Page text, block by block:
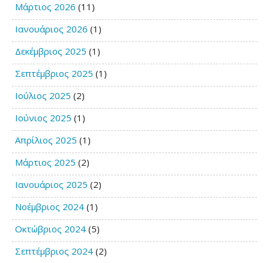
Μάρτιος 2026 (11)
Ιανουάριος 2026 (1)
Δεκέμβριος 2025 (1)
Σεπτέμβριος 2025 (1)
Ιούλιος 2025 (2)
Ιούνιος 2025 (1)
Απρίλιος 2025 (1)
Μάρτιος 2025 (2)
Ιανουάριος 2025 (2)
Νοέμβριος 2024 (1)
Οκτώβριος 2024 (5)
Σεπτέμβριος 2024 (2)